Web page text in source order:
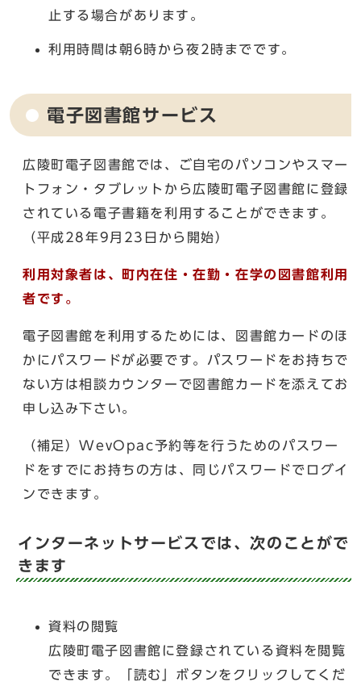
止する場合があります。
利用時間は朝6時から夜2時までです。
電子図書館サービス
広陵町電子図書館では、ご自宅のパソコンやスマー
トフォン・タブレットから広陵町電子図書館に登録
されている電子書籍を利用することができます。
（平成28年9月23日から開始）
利用対象者は、町内在住・在勤・在学の図書館利用
者です。
電子図書館を利用するためには、図書館カードのほ
かにパスワードが必要です。パスワードをお持ちで
ない方は相談カウンターで図書館カードを添えてお
申し込み下さい。
（補足）WevOpac予約等を行うためのパスワー
ドをすでにお持ちの方は、同じパスワードでログイ
ンできます。
インターネットサービスでは、次のことがで
きます
資料の閲覧
広陵町電子図書館に登録されている資料を閲覧
できます。「読む」ボタンをクリックしてくだ